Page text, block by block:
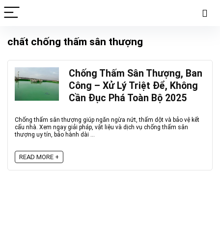
chất chống thấm sân thượng
Chống Thấm Sân Thượng, Ban
Công – Xử Lý Triệt Để, Không
Cần Đục Phá Toàn Bộ 2025
Chống thấm sân thượng giúp ngăn ngừa nứt, thấm dột và bảo vệ kết
cấu nhà. Xem ngay giải pháp, vật liệu và dịch vụ chống thấm sân
thượng uy tín, bảo hành dài ...
READ MORE +